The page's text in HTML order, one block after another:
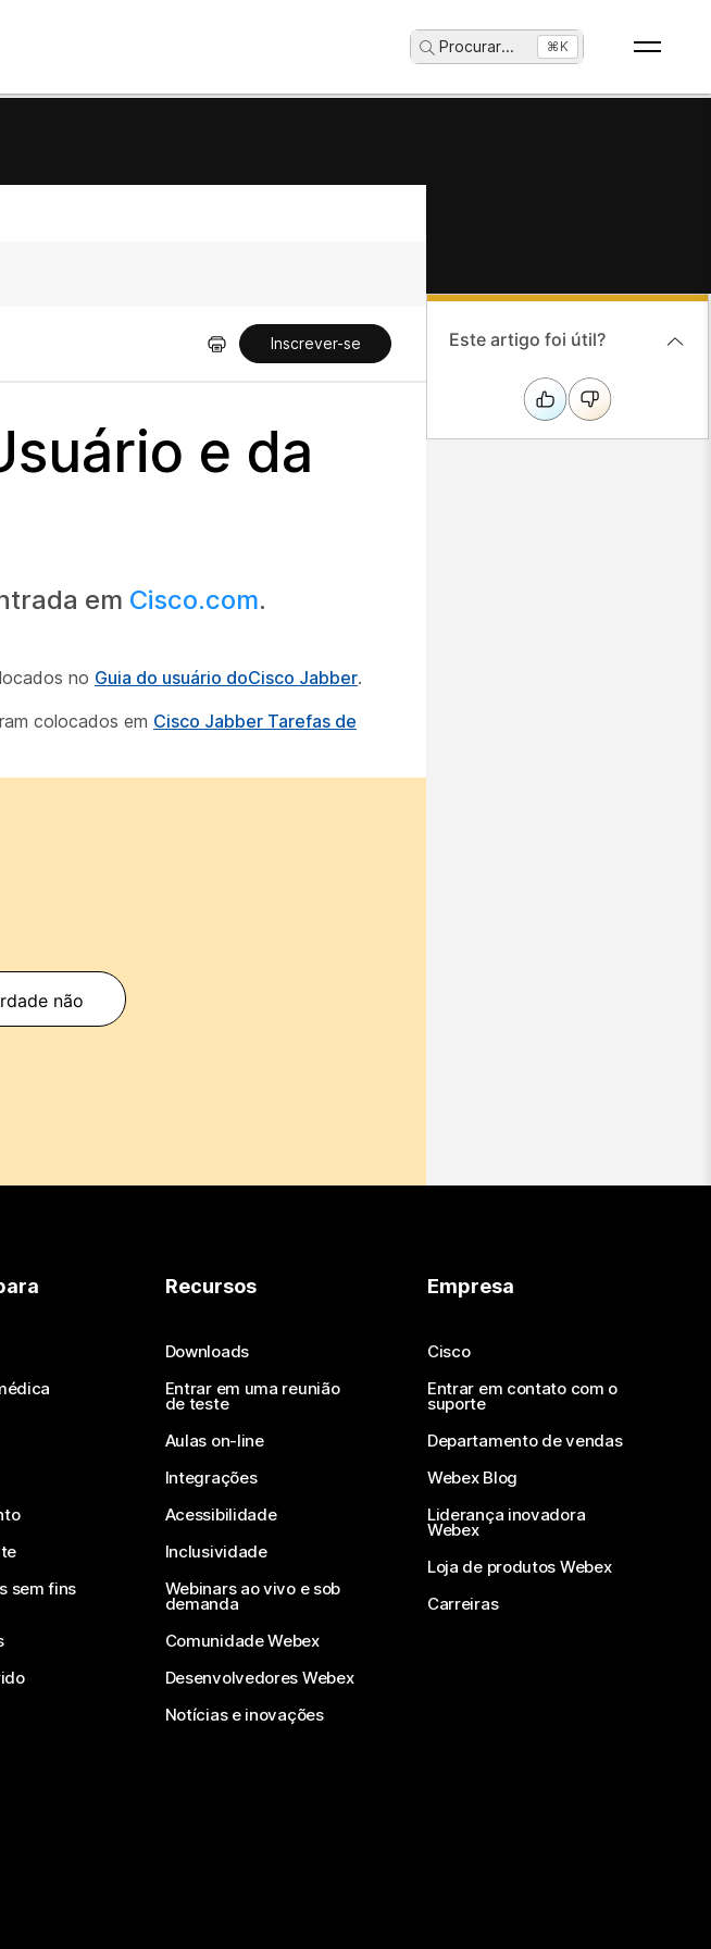
Procurar... ⌘K
Inscrever-se
e da
em Cisco.com.
no Guia do usuário doCisco Jabber.
colocados em Cisco Jabber Tarefas de
não
Este artigo foi útil?
sem fins
Recursos
Downloads
Entrar em uma reunião
de teste
Aulas on-line
Integrações
Acessibilidade
Inclusividade
Webinars ao vivo e sob
demanda
Comunidade Webex
Desenvolvedores Webex
Notícias e inovações
Empresa
Cisco
Entrar em contato com o
suporte
Departamento de vendas
Webex Blog
Liderança inovadora
Webex
Loja de produtos Webex
Carreiras